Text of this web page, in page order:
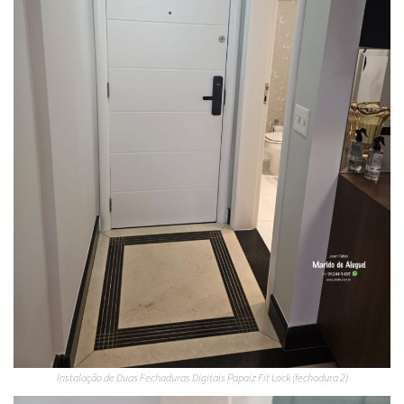
Instalação de Duas Fechaduras Digitais Papaiz Fit Lock (fechadura 2)